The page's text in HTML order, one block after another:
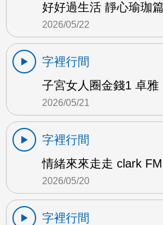
好好過生活 靜心瑜珈
2026/05/22
字裡行間
子宮女人圈金錢1 卓雅
2026/05/21
字裡行間
情緒來來走走 clark
2026/05/20
字裡行間